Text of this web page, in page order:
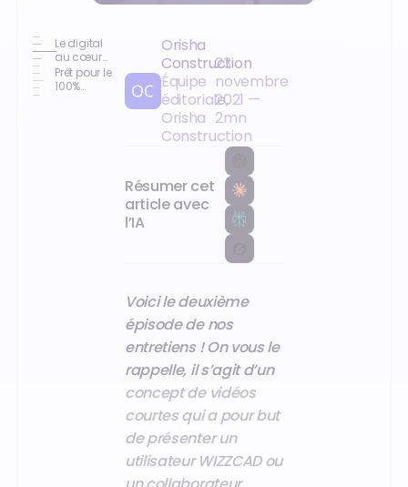
Le digital
au cœur
du sujet
Prêt pour le
100%
Orisha
Construction
Équipe
éditoriale,
Orisha
Construction
23
novembre
2021 —
2mn
Résumer cet
article avec
l’IA
Voici le deuxième
épisode de nos
entretiens ! On vous le
rappelle, il s’agit d’un
concept de vidéos
courtes qui a pour but
de présenter un
utilisateur WIZZCAD ou